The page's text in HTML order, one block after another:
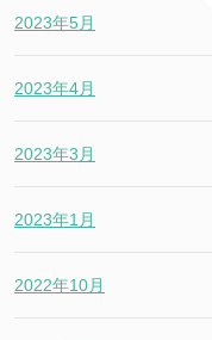
2023年5月
2023年4月
2023年3月
2023年1月
2022年10月